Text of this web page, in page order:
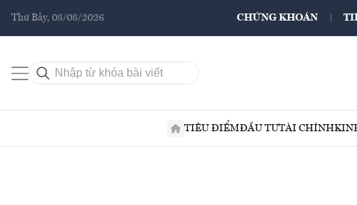
Thứ Bảy, 08/08/2026 CHỨNG KHOÁN
TIÊU ĐIỂMĐẦU TƯTÀI CHÍNH